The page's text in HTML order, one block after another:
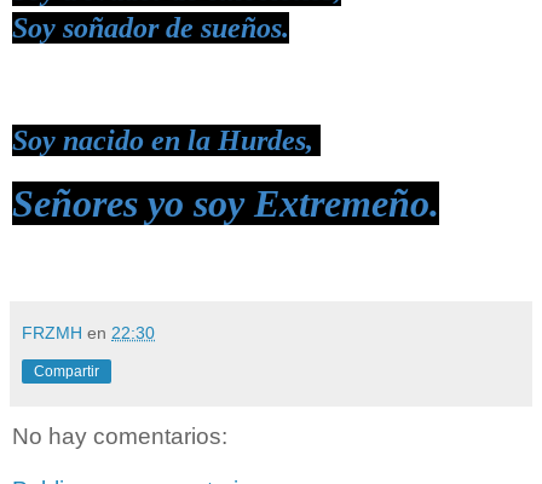
Soy soñador de sueños.
Soy nacido en la Hurdes,
Señores yo soy Extremeño.
FRZMH en 22:30
Compartir
No hay comentarios: